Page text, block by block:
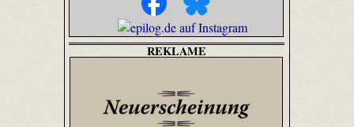
REKLAME